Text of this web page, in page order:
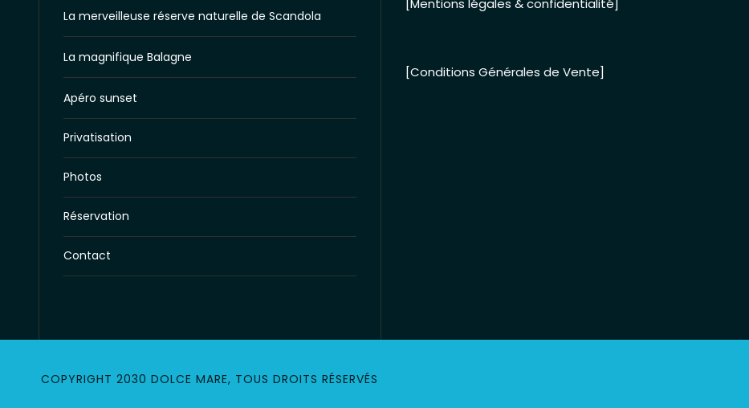
La merveilleuse réserve naturelle de Scandola
La magnifique Balagne
Apéro sunset
Privatisation
Photos
Réservation
Contact
[Mentions légales & confidentialité]
[Conditions Générales de Vente]
COPYRIGHT 2030 DOLCE MARE, TOUS DROITS RÉSERVÉS